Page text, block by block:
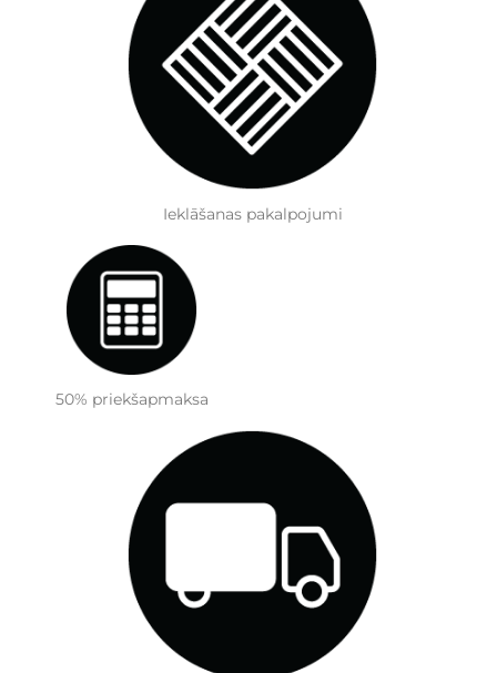
Ieklāšanas pakalpojumi
50% priekšapmaksa